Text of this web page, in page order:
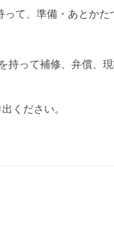
て、準備・あとか
って補修、弁償、現
ください。